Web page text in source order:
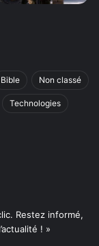
Bible Non classé
Technologies
Restez informé,
! »